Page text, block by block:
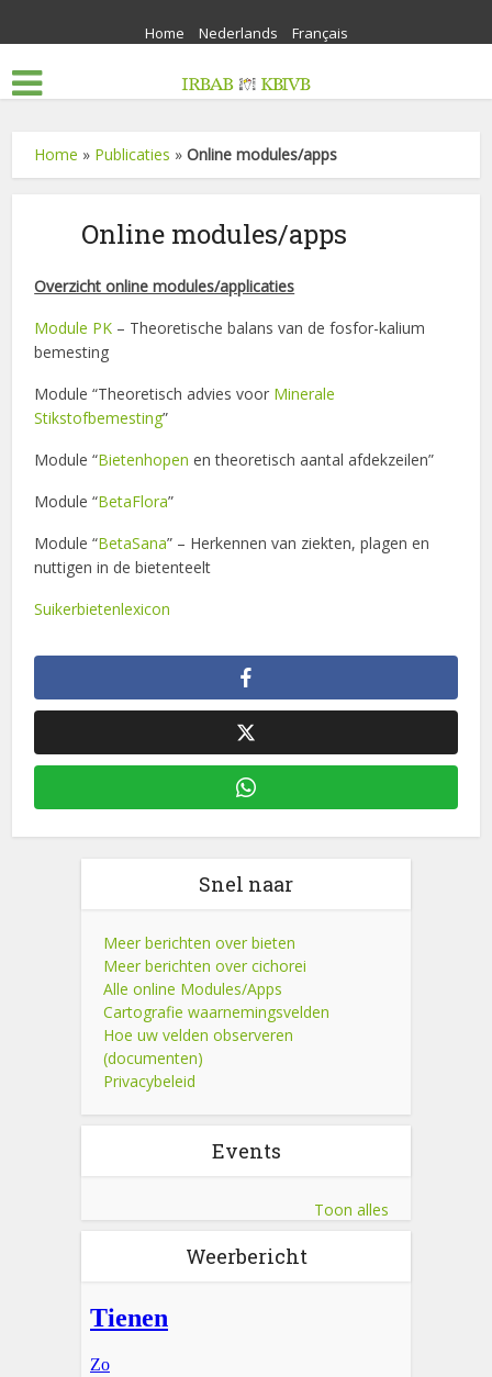
Home Nederlands Français
Home » Publicaties »Online modules/apps
Online modules/apps
Overzicht online modules/applicaties
Module PK – Theoretische balans van de fosfor-kalium
bemesting
Module “Theoretisch advies voor Minerale
Stikstofbemesting”
Module “Bietenhopen en theoretisch aantal afdekzeilen”
Module “BetaFlora”
Module “BetaSana” – Herkennen van ziekten, plagen en
nuttigen in de bietenteelt
Suikerbietenlexicon
Snel naar
Meer berichten over bieten
Meer berichten over cichorei
Alle online Modules/Apps
Cartografie waarnemingsvelden
Hoe uw velden observeren
(documenten)
Privacybeleid
Events
Toon alles
Weerbericht